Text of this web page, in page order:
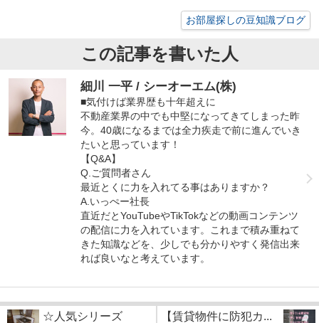
お部屋探しの豆知識ブログ
この記事を書いた人
細川 一平 / シーオーエム(株)
■気付けば業界歴も十年超えに
不動産業界の中でも中堅になってきてしまった昨
今。40歳になるまでは全力疾走で前に進んでいき
たいと思っています！
【Q&A】
Q.ご質問者さん
最近とくに力を入れてる事はありますか？
A.いっぺー社長
直近だとYouTubeやTikTokなどの動画コンテンツ
の配信に力を入れています。これまで積み重ねて
きた知識などを、少しでも分かりやすく発信出来
れば良いなと考えています。
☆人気シリーズ
【賃貸物件に防犯カ...